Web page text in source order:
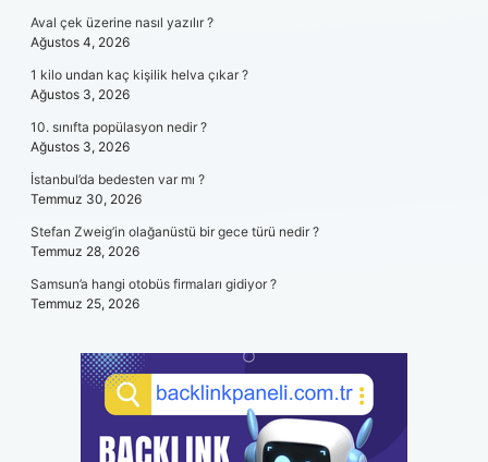
Aval çek üzerine nasıl yazılır ?
Ağustos 4, 2026
1 kilo undan kaç kişilik helva çıkar ?
Ağustos 3, 2026
10. sınıfta popülasyon nedir ?
Ağustos 3, 2026
İstanbul’da bedesten var mı ?
Temmuz 30, 2026
Stefan Zweig’in olağanüstü bir gece türü nedir ?
Temmuz 28, 2026
Samsun’a hangi otobüs firmaları gidiyor ?
Temmuz 25, 2026